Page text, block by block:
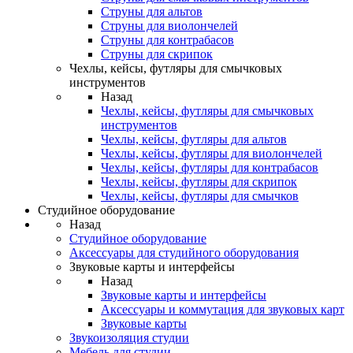
Струны для альтов
Струны для виолончелей
Струны для контрабасов
Струны для скрипок
Чехлы, кейсы, футляры для смычковых
инструментов
Назад
Чехлы, кейсы, футляры для смычковых
инструментов
Чехлы, кейсы, футляры для альтов
Чехлы, кейсы, футляры для виолончелей
Чехлы, кейсы, футляры для контрабасов
Чехлы, кейсы, футляры для скрипок
Чехлы, кейсы, футляры для смычков
Студийное оборудование
Назад
Студийное оборудование
Аксессуары для студийного оборудования
Звуковые карты и интерфейсы
Назад
Звуковые карты и интерфейсы
Аксессуары и коммутация для звуковых карт
Звуковые карты
Звукоизоляция студии